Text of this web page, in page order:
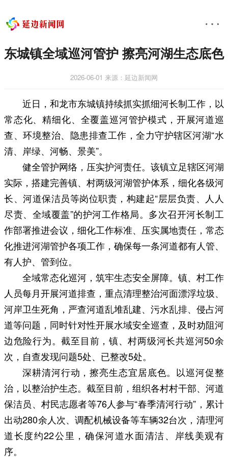
东城镇全域巡河管护 擦亮河湖生态底色
2026-06-01 来源：延边新闻网
近日，和龙市东城镇持续抓实抓细河长制工作，以
常态化、精细化、全覆盖巡河管护模式，开展河道巡
查、环境整治、隐患排查工作，全力守护辖区河湖“水
清、岸绿、河畅、景美”。
健全管护网络，压实护河责任。该镇立足辖区河湖
实际，搭建完善镇、村两级河湖管护体系，细化各级河
长、河道保洁员等岗位职责，构建起“层层负责、人人
尽责、全域覆盖”的护河工作格局。多次召开河长制工
作部署推进会议，细化工作标准、压实属地责任，常态
化推进河湖管护各项工作，确保每一条河道都有人管、
有人护、管到位。
全域常态化巡河，筑牢生态安全屏障。镇、村工作
人员每月开展河道排查，重点清理整治河面漂浮垃圾、
河岸卫生死角，严查河道乱堆乱建、污水乱排、侵占河
道等问题，同时针对性开展水域安全巡查，及时劝阻河
边危险行为。截至目前，镇、村两级河长共巡河50余
次，自查发现问题5处、已整改5处。
深耕清河行动，擦亮生态宜居底色。以巡河促整
治，以整治护生态。截至目前，组织各村村干部、河道
保洁员、村民志愿者等76人参与“春季清河行动”，累计
出动280余人次、调配机械设备等车辆32台次，清理河
道长度约22公里，确保河道水面清洁、岸线美观有
序。